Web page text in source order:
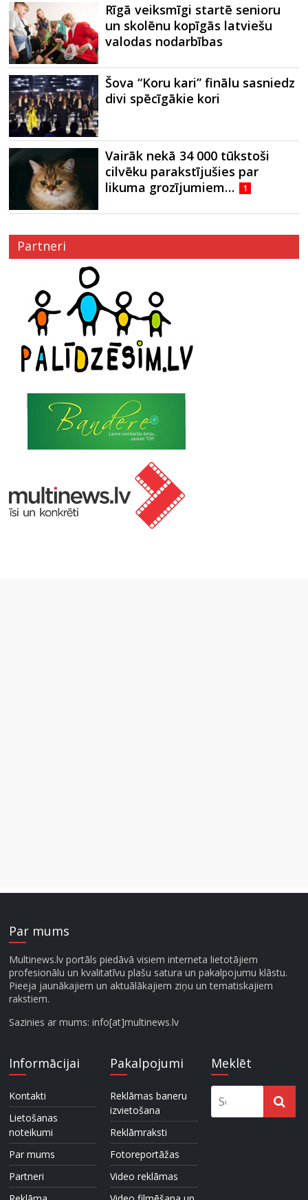
Rīgā veiksmīgi startē senioru
un skolēnu kopīgās latviešu
valodas nodarbības
Šova “Koru kari” finālu sasniedz
divi spēcīgākie kori
Vairāk nekā 34 000 tūkstoši
cilvēku parakstījušies par
likuma grozījumiem…
1
Partneri
Par mums
Multinews.lv portāls piedāvā visiem interneta lietotājiem
profesionālu un kvalitatīvu plašu satura un pakalpojumu klāstu.
Pieeja jaunākajiem un aktuālākajiem ziņu un tematiskajiem
rakstiem.
Sazinies ar mums: info[at]multinews.lv
Informācijai
Kontakti
Lietošanas
noteikumi
Par mums
Partneri
Pakalpojumi
Reklāmas baneru
izvietošana
Reklāmraksti
Fotoreportāžas
Video reklāmas
Meklēt